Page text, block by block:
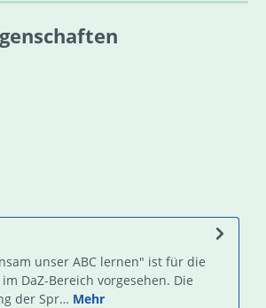
unser ABC lernen" ist für die
DaZ-Bereich vorgesehen. Die
der Spr… Mehr